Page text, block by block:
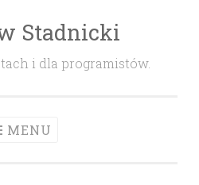
Stadnicki
i dla programistów.
MENU